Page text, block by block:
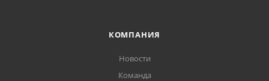
КОМПАНИЯ
Новости
Команда